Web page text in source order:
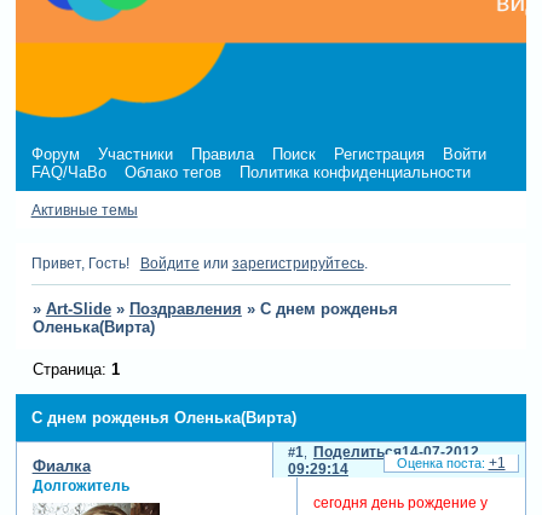
Форум Участники Правила Поиск Регистрация
Войти
FAQ/ЧаВо
Облако тегов Политика конфиденциальности
Активные темы
Привет, Гость! Войдите или зарегистрируйтесь.
» Art-Slide » Поздравления » С днем рожденья
Оленька(Вирта)
С днем рожденья Оленька(Вирта)
Страница: 1
Поделиться
1
14-07-2012
09:29:14
Фиалка
Долгожитель
сегодня день рождение у
+1